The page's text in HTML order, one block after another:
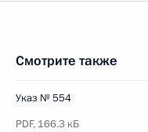
Смотрите также
Указ № 554
PDF, 166.3 кБ